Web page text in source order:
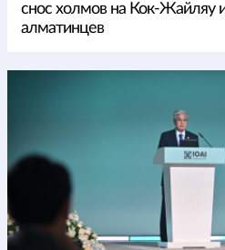
снос холмов на Кок-Жайляу
алматинцев